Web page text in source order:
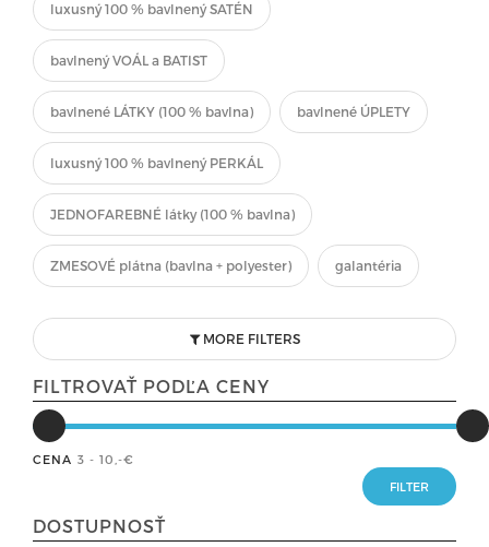
luxusný 100 % bavlnený SATÉN
bavlnený VOÁL a BATIST
bavlnené LÁTKY (100 % bavlna) bavlnené ÚPLETY
luxusný 100 % bavlnený PERKÁL
JEDNOFAREBNÉ látky (100 % bavlna)
ZMESOVÉ plátna (bavlna + polyester) galantéria
MORE FILTERS
FILTROVAŤ PODĽA CENY
CENA 3 - 10 ,-€
DOSTUPNOSŤ